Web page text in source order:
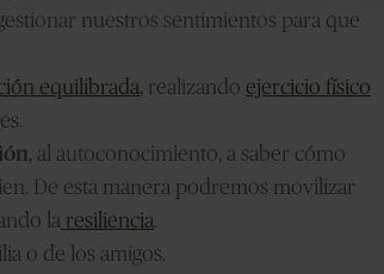
nuestros sentimientos para que
equilibrada, realizando ejercicio físico
, al autoconocimiento, a saber cómo
De esta manera podremos movilizar
la resiliencia.
o de los amigos.